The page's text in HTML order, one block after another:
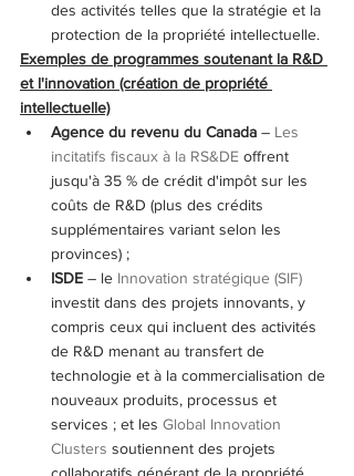
des activités telles que la stratégie et la
protection de la propriété intellectuelle.
Exemples de programmes soutenant la R&D
et l'innovation (création de propriété
intellectuelle)
Agence du revenu du Canada – Les
incitatifs fiscaux à la RS&DE offrent
jusqu'à 35 % de crédit d'impôt sur les
coûts de R&D (plus des crédits
supplémentaires variant selon les
provinces) ;
ISDE – le Innovation stratégique (SIF)
investit dans des projets innovants, y
compris ceux qui incluent des activités
de R&D menant au transfert de
technologie et à la commercialisation de
nouveaux produits, processus et
services ; et les Global Innovation
Clusters soutiennent des projets